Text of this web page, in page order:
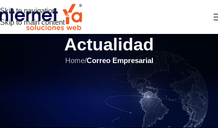
Skip to navigation
Skip to main content
Actualidad
Home/Correo Empresarial
HOSTING Y SERVIDORES ÚLTIMOS ARTÍCULOS
Mantenimiento de servidores de
hosting: Pasos indispensables
INTERNET YA Soluciones Web el 16 noviembre, 2021